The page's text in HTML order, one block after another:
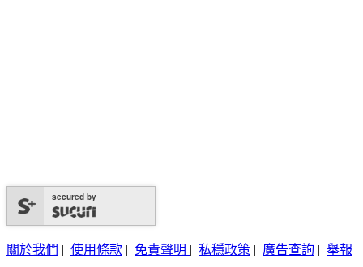
secured by
關於我們 | 使用條款 | 免責聲明 | 私穩政策 | 廣告查詢 | 舉報